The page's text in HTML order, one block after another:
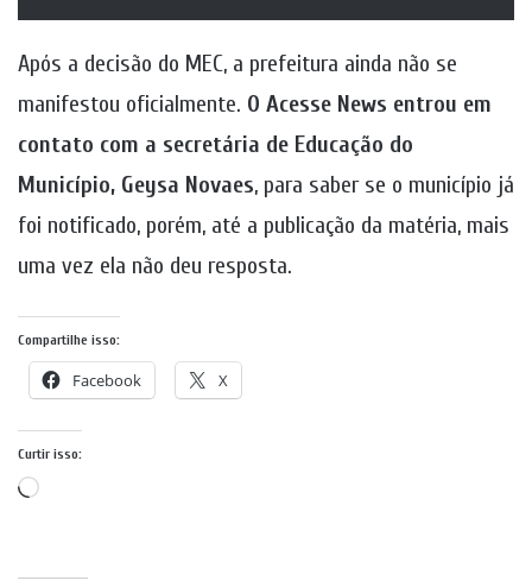
Após a decisão do MEC, a prefeitura ainda não se
manifestou oficialmente. O Acesse News entrou em
contato com a secretária de Educação do
Município, Geysa Novaes, para saber se o município já
foi notificado, porém, até a publicação da matéria, mais
uma vez ela não deu resposta.
Compartilhe isso:
Facebook X
Curtir isso:
Carregando...